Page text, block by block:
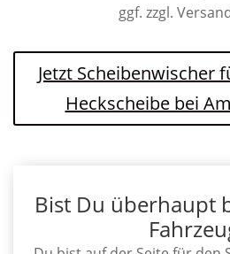
ggf. zzgl.
Jetzt Scheibenwischer
Heckscheibe bei
Bist Du überhaupt